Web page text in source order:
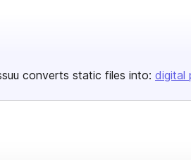
converts static files into: digital